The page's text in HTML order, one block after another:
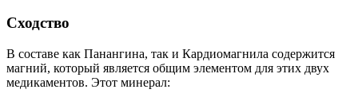
Сходство
В составе как Панангина, так и Кардиомагнила содержится
магний, который является общим элементом для этих двух
медикаментов. Этот минерал: